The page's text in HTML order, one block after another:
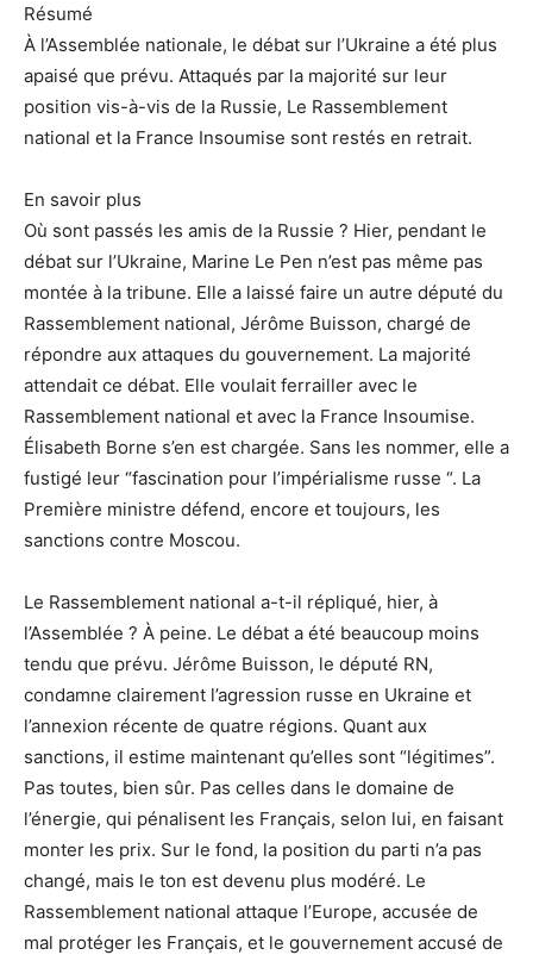
Résumé
À l’Assemblée nationale, le débat sur l’Ukraine a été plus
apaisé que prévu. Attaqués par la majorité sur leur
position vis-à-vis de la Russie, Le Rassemblement
national et la France Insoumise sont restés en retrait.
En savoir plus
Où sont passés les amis de la Russie ? Hier, pendant le
débat sur l’Ukraine, Marine Le Pen n’est pas même pas
montée à la tribune. Elle a laissé faire un autre député du
Rassemblement national, Jérôme Buisson, chargé de
répondre aux attaques du gouvernement. La majorité
attendait ce débat. Elle voulait ferrailler avec le
Rassemblement national et avec la France Insoumise.
Élisabeth Borne s’en est chargée. Sans les nommer, elle a
fustigé leur “fascination pour l’impérialisme russe “. La
Première ministre défend, encore et toujours, les
sanctions contre Moscou.
Le Rassemblement national a-t-il répliqué, hier, à
l’Assemblée ? À peine. Le débat a été beaucoup moins
tendu que prévu. Jérôme Buisson, le député RN,
condamne clairement l’agression russe en Ukraine et
l’annexion récente de quatre régions. Quant aux
sanctions, il estime maintenant qu’elles sont “légitimes”.
Pas toutes, bien sûr. Pas celles dans le domaine de
l’énergie, qui pénalisent les Français, selon lui, en faisant
monter les prix. Sur le fond, la position du parti n’a pas
changé, mais le ton est devenu plus modéré. Le
Rassemblement national attaque l’Europe, accusée de
mal protéger les Français, et le gouvernement accusé de